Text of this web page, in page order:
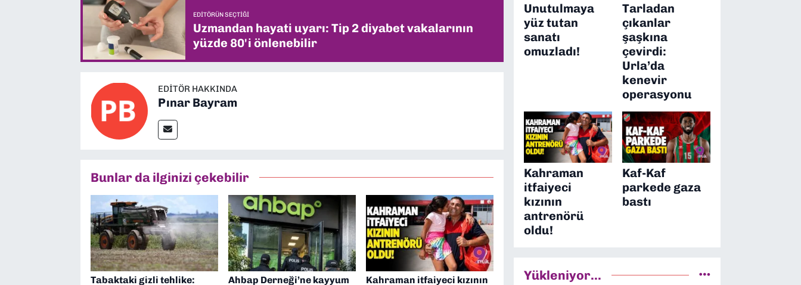
EDITÖRÜN SEÇTIĞI
Uzmandan hayati uyarı: Tip 2 diyabet vakalarının
yüzde 80'i önlenebilir
EDITÖR HAKKINDA
Pınar Bayram
Bunlar da ilginizi çekebilir
Tabaktaki gizli tehlike:
Ahbap Derneği’ne kayyum
Kahraman itfaiyeci kızının
Unutulmaya
yüz tutan
sanatı
omuzladı!
Tarladan
çıkanlar
şaşkına
çevirdi:
Urla’da
kenevir
operasyonu
Kahraman
itfaiyeci
kızının
antrenörü
oldu!
Kaf-Kaf
parkede gaza
bastı
Yükleniyor...